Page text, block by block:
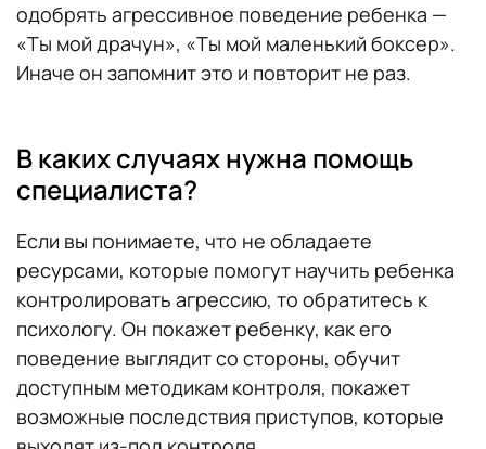
одобрять агрессивное поведение ребенка —
«Ты мой драчун», «Ты мой маленький боксер».
Иначе он запомнит это и повторит не раз.
В каких случаях нужна помощь
специалиста?
Если вы понимаете, что не обладаете
ресурсами, которые помогут научить ребенка
контролировать агрессию, то обратитесь к
психологу. Он покажет ребенку, как его
поведение выглядит со стороны, обучит
доступным методикам контроля, покажет
возможные последствия приступов, которые